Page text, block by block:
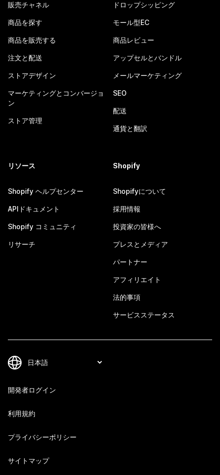
販売チャネル
商品を探す
商品を販売する
注文と配送
ストアデザイン
マーケティングとコンバージョ
ン
ストア管理
ドロップシッピング
モール型EC
商品レビュー
アップセルとバンドル
メールマーケティング
SEO
配送
通貨と翻訳
リソース
Shopify ヘルプセンター
APIドキュメント
Shopify コミュニティ
リサーチ
Shopify
Shopifyについて
採用情報
投資家の皆様へ
プレスとメディア
パートナー
アフィリエイト
法的事項
サービスステータス
開発者ログイン
利用規約
プライバシーポリシー
サイトマップ